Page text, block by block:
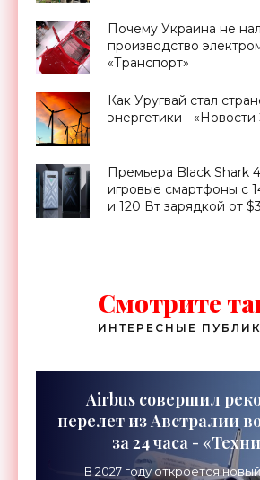
Почему Украина не
производство
«Транспорт»
Как Уругвай стал
энергетики -
Премьера Black Shark
игровые смартфоны с
и 120 Вт зарядкой от
Смотрите
ИНТЕРЕСНЫЕ
Airbus совершил
перелет из Австралии
за 24 часа -
В 2027 году откроется